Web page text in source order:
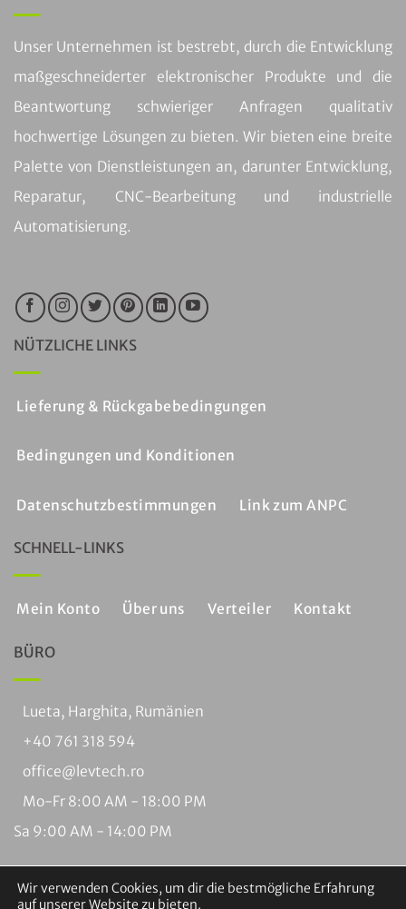
Unser Unternehmen ist bestrebt, durch die Entwicklung
maßgeschneiderter elektronischer Produkte und die
Beantwortung schwieriger Anfragen qualitativ
hochwertige Lösungen zu bieten. Wir bieten eine breite
Palette von Dienstleistungen an, darunter Entwicklung,
Reparatur, CNC-Bearbeitung und industrielle
Automatisierung.
NÜTZLICHE LINKS
Lieferung & Rückgabebedingungen
Bedingungen und Konditionen
Datenschutzbestimmungen Link zum ANPC
SCHNELL-LINKS
Mein Konto Über uns Verteiler Kontakt
BÜRO
Lueta, Harghita, Rumänien
+40 761 318 594
office@levtech.ro
Mo-Fr 8:00 AM - 18:00 PM
Sa 9:00 AM - 14:00 PM
Wir verwenden Cookies, um dir die bestmögliche Erfahrung
auf unserer Website zu bieten.